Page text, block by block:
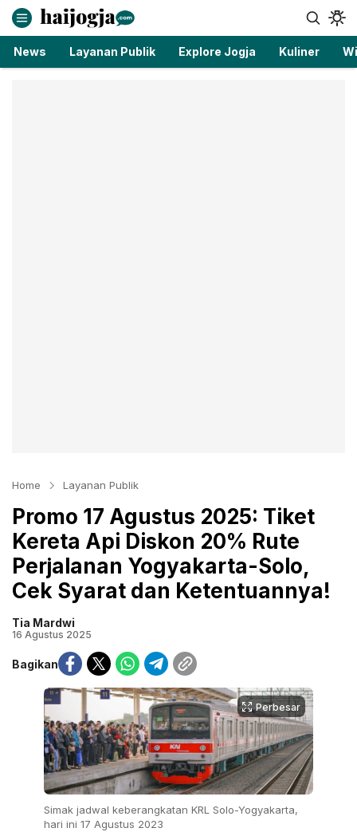
haijogja.com
Berita Jogja Terbaru dan Terkini
News Layanan Publik Explore Jogja Kuliner
Home Layanan Publik
Promo 17 Agustus 2025: Tiket
Kereta Api Diskon 20% Rute
Perjalanan Yogyakarta-Solo,
Cek Syarat dan Ketentuannya!
Tia Mardwi
16 Agustus 2025
Bagikan
Perbesar
Simak jadwal keberangkatan KRL Solo-Yogyakarta,
hari ini 17 Agustus 2023